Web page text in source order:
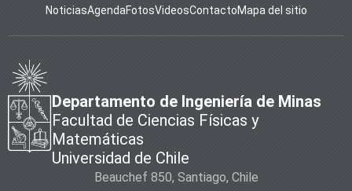
NoticiasAgendaFotosVideosContactoMapa del sitio
Departamento de Ingeniería de Minas
Facultad de Ciencias Físicas y
Matemáticas
Universidad de Chile
Beauchef 850, Santiago, Chile